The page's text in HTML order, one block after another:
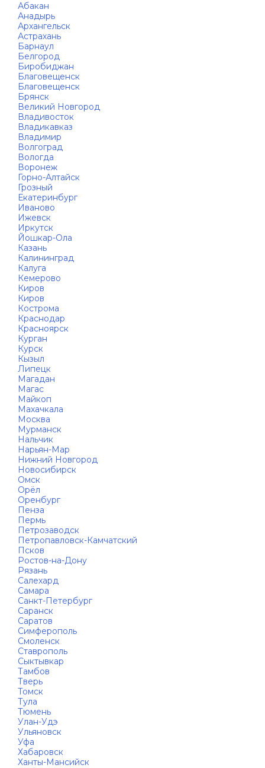
Абакан
Анадырь
Архангельск
Астрахань
Барнаул
Белгород
Биробиджан
Благовещенск
Благовещенск
Брянск
Великий Новгород
Владивосток
Владикавказ
Владимир
Волгоград
Вологда
Воронеж
Горно-Алтайск
Грозный
Екатеринбург
Иваново
Ижевск
Иркутск
Йошкар-Ола
Казань
Калининград
Калуга
Кемерово
Киров
Киров
Кострома
Краснодар
Красноярск
Курган
Курск
Кызыл
Липецк
Магадан
Магас
Майкоп
Махачкала
Москва
Мурманск
Нальчик
Нарьян-Мар
Нижний Новгород
Новосибирск
Омск
Орёл
Оренбург
Пенза
Пермь
Петрозаводск
Петропавловск-Камчатский
Псков
Ростов-на-Дону
Рязань
Салехард
Самара
Санкт-Петербург
Саранск
Саратов
Симферополь
Смоленск
Ставрополь
Сыктывкар
Тамбов
Тверь
Томск
Тула
Тюмень
Улан-Удэ
Ульяновск
Уфа
Хабаровск
Ханты-Мансийск